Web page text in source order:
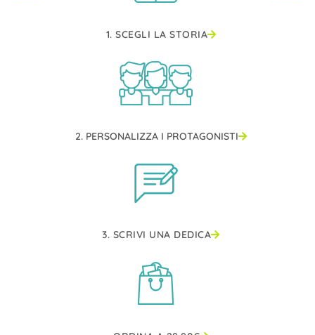
1. SCEGLI LA STORIA
2. PERSONALIZZA I PROTAGONISTI
3. SCRIVI UNA DEDICA